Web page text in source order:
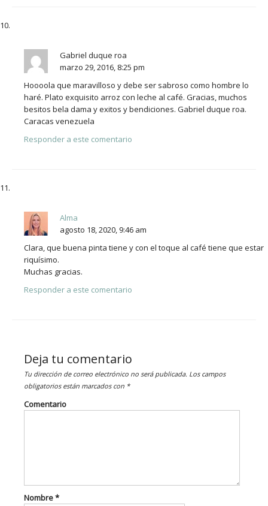
Gabriel duque roa
marzo 29, 2016, 8:25 pm
Hoooola que maravilloso y debe ser sabroso como hombre lo
haré. Plato exquisito arroz con leche al café. Gracias, muchos
besitos bela dama y exitos y bendiciones. Gabriel duque roa.
Caracas venezuela
Responder a este comentario
Alma
agosto 18, 2020, 9:46 am
Clara, que buena pinta tiene y con el toque al café tiene que estar
riquísimo.
Muchas gracias.
Responder a este comentario
Deja tu comentario
Tu dirección de correo electrónico no será publicada. Los campos
obligatorios están marcados con *
Comentario
Nombre*